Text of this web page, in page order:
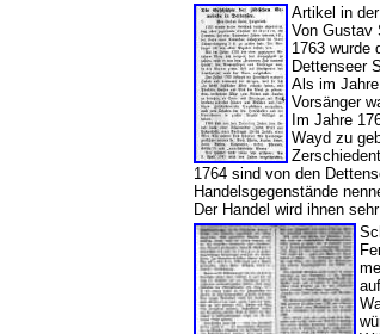
Artikel in
Von Gustav
1763 wurde
Dettenseer
Als im
Vorsänger
Im Jahre
Wayd zu
1764 sind von den
Handelsgegenstände
Der Handel wird ihnen